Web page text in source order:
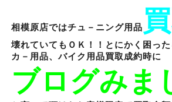
相模原店ではチュ－ニング用品
壊れていてもＯＫ！！とにかく困っ
カ－用品、バイク用品買取成約時に
ブログみま